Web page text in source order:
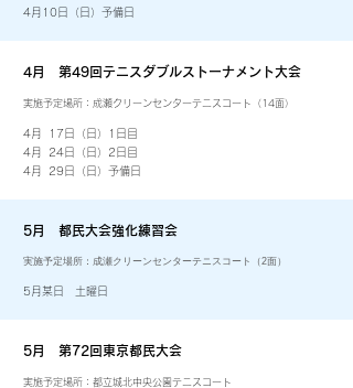
​4月10日（日）予備日
4月 第49回テニスダブルストーナメント大会
実施予定場所：成瀬クリーンセンターテニスコート（14面）
4月 17日（日）1日目
4月 24日（日）2日目
​4月 29日（日）予備日
5月 都民大会強化練習会
​実施予定場所：成瀬クリーンセンターテニスコート（2面）
5月某日 土曜日
5月 第72回東京都民大会
実施予定場所：都立城北中央公園テニスコート